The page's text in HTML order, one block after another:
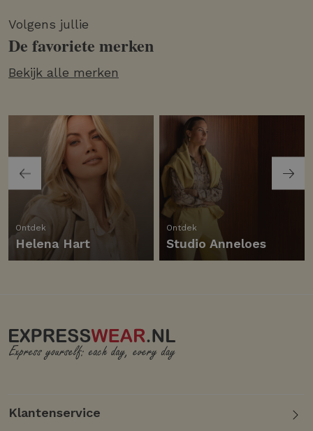
Volgens jullie
De favoriete merken
Bekijk alle merken
Ontdek
Helena Hart
Ontdek
Studio Anneloes
Klantenservice